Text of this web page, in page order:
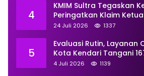
4
KMIM Sultra Tegaskan
Peringatkan Klaim
Proses Hukum
24 Juli 2026 1337
5
Evaluasi Rutin, Layanan
Kota Kendari Tangani
Juni
4 Juli 2026 1139